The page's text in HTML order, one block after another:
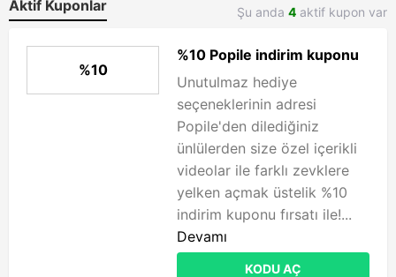
Aktif Kuponlar Şu anda 4 aktif kupon var
%10
%10 Popile indirim kuponu
Unutulmaz hediye
seçeneklerinin adresi
Popile'den dilediğiniz
ünlülerden size özel içerikli
videolar ile farklı zevklere
yelken açmak üstelik %10
indirim kuponu fırsatı ile!...
Devamı
KODU AÇ